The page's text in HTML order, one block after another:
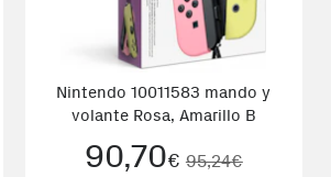
Nintendo 10011583 mando y
volante Rosa, Amarillo B
90,70€ 95,24€